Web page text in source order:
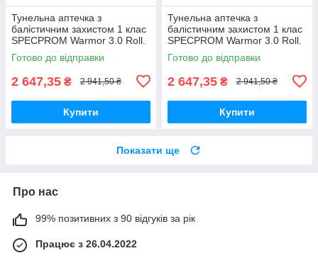
Тунельна аптечка з
балістичним захистом 1 клас
SPECPROM Warmor 3.0 Roll.
Койот
Готово до відправки
2 647,35 ₴ 2 941,50 ₴
Купити
Тунельна аптечка з
балістичним захистом 1 клас
SPECPROM Warmor 3.0 Roll.
Чорний
Готово до відправки
2 647,35 ₴ 2 941,50 ₴
Купити
Показати ще
Про нас
99% позитивних з 90 відгуків за рік
Працює з 26.04.2022